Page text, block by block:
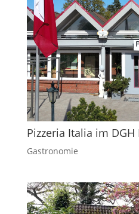
Pizzeria Italia im
Gastronomie